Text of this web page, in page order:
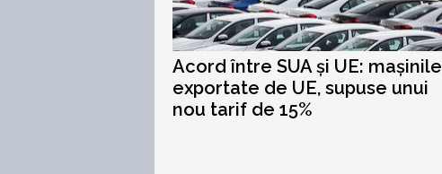
Acord între SUA și UE: mașinile
exportate de UE, supuse unui
nou tarif de 15%